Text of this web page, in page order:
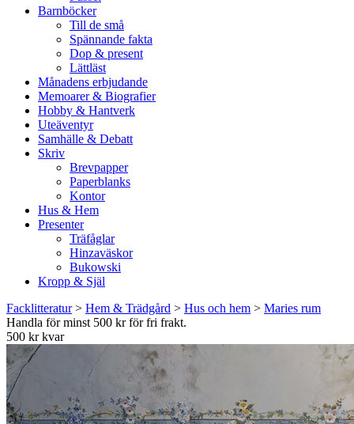
Barnböcker
Till de små
Spännande fakta
Dop & present
Lättläst
Månadens erbjudande
Memoarer & Biografier
Hobby & Hantverk
Uteäventyr
Samhälle & Debatt
Skriv
Brevpapper
Paperblanks
Kontor
Hus & Hem
Presenter
Träfåglar
Hinzaväskor
Bukowski
Kropp & Själ
Facklitteratur> Hem & Trädgård > Hus och hem > Maries rum
Handla för minst 500 kr för fri frakt.
500 kr kvar